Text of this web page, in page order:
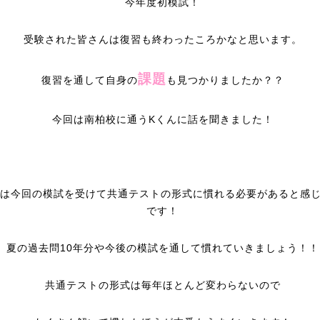
受験された皆さんは復習も終わったころかなと思います。
復習を通して自身の課題 も見つかりましたか？？
今回は南柏校に通うKくんに話を聞きました！
今回の模試を受けて共通テストの形式に慣れる必要があると感
です！
夏の過去問10年分や今後の模試を通して慣れていきましょう！！
共通テストの形式は毎年ほとんど変わらないので